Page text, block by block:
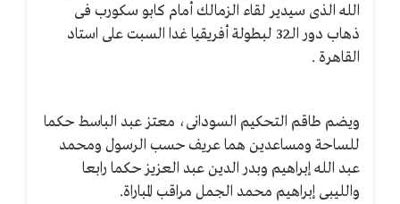
الله الذى سيدير لقاء الزمالك أمام كابو سكورب فى
ذهاب دور الـ32 لبطولة أفريقيا غدا السبت على استاد
القاهرة .
ويضم طاقم التحكيم السودانى، معتز عبد الباسط حكما
للساحة ومساعدين هما عريف حسب الرسول ومحمد
عبد الله إبراهيم وبدر الدين عبد العزيز حكما رابعا
والليبى إبراهيم محمد الجمل مراقب المباراة.